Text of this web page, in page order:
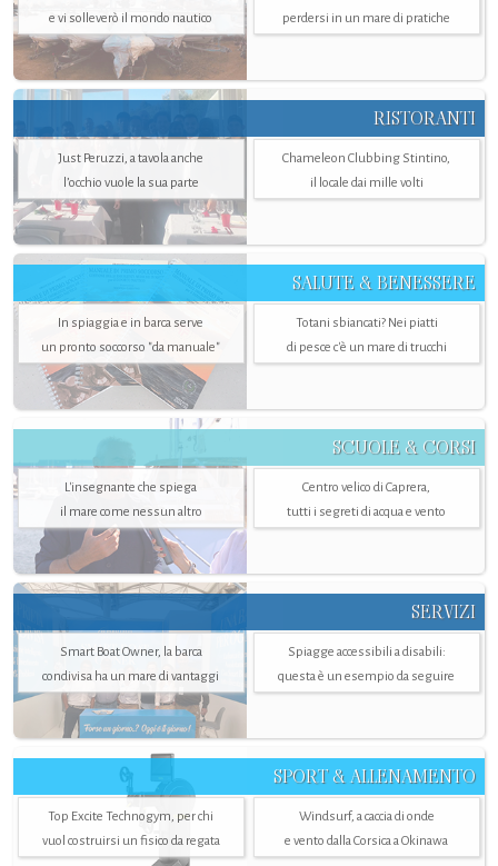
e vi solleverò il mondo nautico
perdersi in un mare di pratiche
RISTORANTI
Just Peruzzi, a tavola anche
l’occhio vuole la sua parte
Chameleon Clubbing Stintino,
il locale dai mille volti
SALUTE & BENESSERE
In spiaggia e in barca serve
un pronto soccorso "da manuale"
Totani sbiancati? Nei piatti
di pesce c'è un mare di trucchi
SCUOLE & CORSI
L'insegnante che spiega
il mare come nessun altro
Centro velico di Caprera,
tutti i segreti di acqua e vento
SERVIZI
Smart Boat Owner, la barca
condivisa ha un mare di vantaggi
Spiagge accessibili a disabili:
questa è un esempio da seguire
SPORT & ALLENAMENTO
Top Excite Technogym, per chi
vuol costruirsi un fisico da regata
Windsurf, a caccia di onde
e vento dalla Corsica a Okinawa